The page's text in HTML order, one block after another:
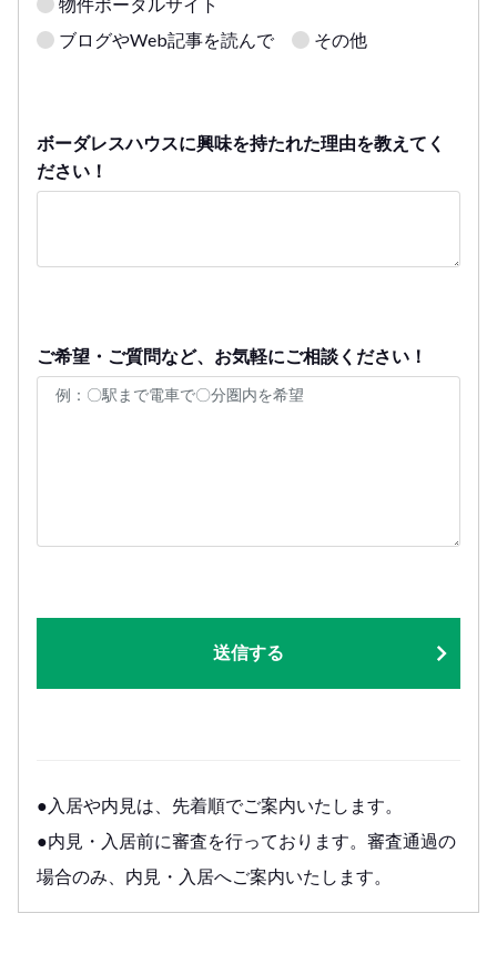
ブログやWeb記事を読んで
その他
ボーダレスハウスに興味を持たれた理由を教えてく
ださい！
ご希望・ご質問など、お気軽にご相談ください！
送信する
●入居や内見は、先着順でご案内いたします。
●内見・入居前に審査を行っております。審査通過の
場合のみ、内見・入居へご案内いたします。